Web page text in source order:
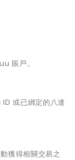
賬戶。
或已綁定的八達
獲得相關交易之